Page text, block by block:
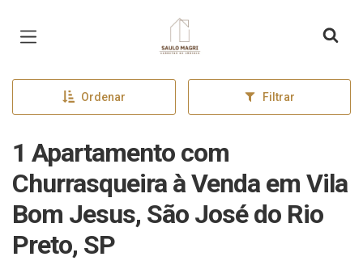
Página inicial
Ordenar Filtrar
1 Apartamento com
Churrasqueira à Venda em Vila
Bom Jesus, São José do Rio
Preto, SP